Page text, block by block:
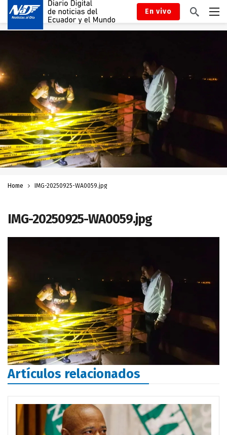
En vivo
Home IMG-20250925-WA0059.jpg
IMG-20250925-WA0059.jpg
Artículos relacionados